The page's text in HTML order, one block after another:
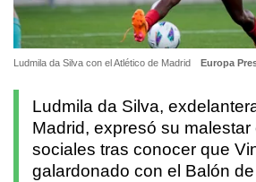
Ludmila da Silva con el Atlético de Madrid Europa
Ludmila da Silva,
Madrid, expresó su malestar
sociales tras conocer que
galardonado con el Balón